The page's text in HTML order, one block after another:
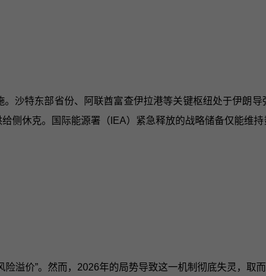
沙特东部省份、阿联酋富查伊拉港等关键枢纽处于伊朗
侧休克。国际能源署（IEA）紧急释放的战略储备仅能维
溢价”。然而，2026年的局势导致这一机制彻底失灵，取而